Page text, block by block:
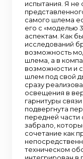
испытания. Я не
самого шлема
его с «моделью
аспектам. Как
исследований
возможность
шлема, а в
возможности и
шлем под свой
сразу
освещения в
гарнитуры
подвергнута
передней части
забрало,
сочетание как
техническом